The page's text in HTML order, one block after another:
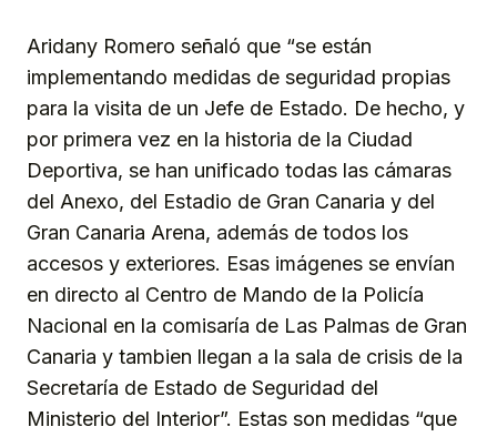
Aridany Romero señaló que “se están
implementando medidas de seguridad propias
para la visita de un Jefe de Estado. De hecho, y
por primera vez en la historia de la Ciudad
Deportiva, se han unificado todas las cámaras
del Anexo, del Estadio de Gran Canaria y del
Gran Canaria Arena, además de todos los
accesos y exteriores. Esas imágenes se envían
en directo al Centro de Mando de la Policía
Nacional en la comisaría de Las Palmas de Gran
Canaria y tambien llegan a la sala de crisis de la
Secretaría de Estado de Seguridad del
Ministerio del Interior”. Estas son medidas “que